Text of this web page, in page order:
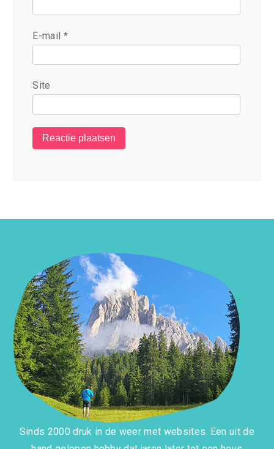
E-mail *
Site
Sinds 2000 druk in de weer met websites. Een uit de